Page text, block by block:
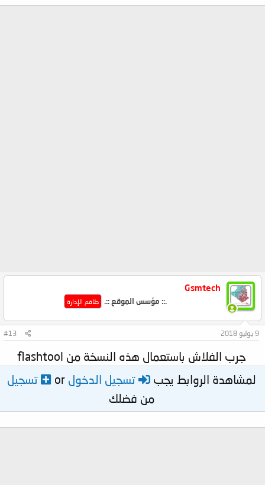
Gsmtech
.:: مؤسس الموقع ::. طاقم الإدارة
9 يوليو 2018 #13
جرب الفلاش باستعمال هذه النسخة من flashtool
لمشاهدة الروابط يجب
تسجيل الدخول or
تسجيل
من فضلك